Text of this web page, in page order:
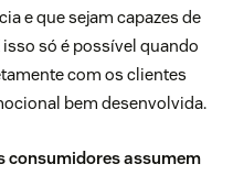
e que sejam capazes de
só é possível quando
com os clientes
bem desenvolvida.
consumidores assumem